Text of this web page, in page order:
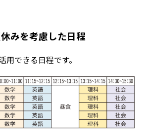
みを考慮した日程
用できる日程です。